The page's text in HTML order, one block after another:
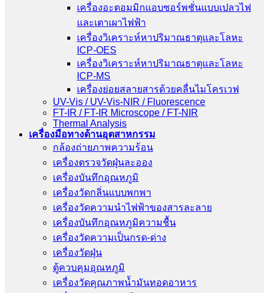
เครื่องอะตอมมิกแอบซอร์พชั่นแบบเปลวไฟ
และเตาเผาไฟฟ้า
เครื่องวิเคราะห์หาปริมาณธาตุและโลหะ
ICP-OES
เครื่องวิเคราะห์หาปริมาณธาตุและโลหะ
ICP-MS
เครื่องย่อยสลายสารด้วยคลื่นไมโครเวฟ
UV-Vis / UV-Vis-NIR / Fluorescence
FT-IR / FT-IR Microscope / FT-NIR
Thermal Analysis
เครื่องมือทางด้านอุตสาหกรรม
กล้องถ่ายภาพความร้อน
เครื่องตรวจวัดฝุ่นละออง
เครื่องบันทึกอุณหภูมิ
เครื่องวัดกลิ่นแบบพกพา
เครื่องวัดความนําไฟฟ้าของสารละลาย
เครื่องบันทึกอุณหภูมิความชื้น
เครื่องวัดความเป็นกรด-ด่าง
เครื่องวัดฝุ่น
ตู้ควบคุมอุณหภูมิ
เครื่องวัดคุณภาพน้ำมันทอดอาหาร